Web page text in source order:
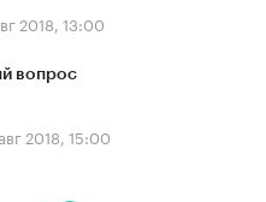
2018, 13:00
вопрос
2018, 15:00